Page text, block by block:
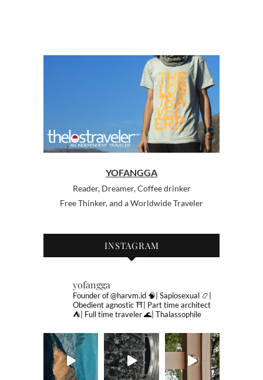
YOFANGGA
Reader, Dreamer, Coffee drinker
Free Thinker, and a Worldwide Traveler
INSTAGRAM
yofangga
Founder of @harvm.id 🧠| Sapiosexual 📿|
Obedient agnostic⛩| Part time architect
⛺️| Full time traveler🌊| Thalassophile